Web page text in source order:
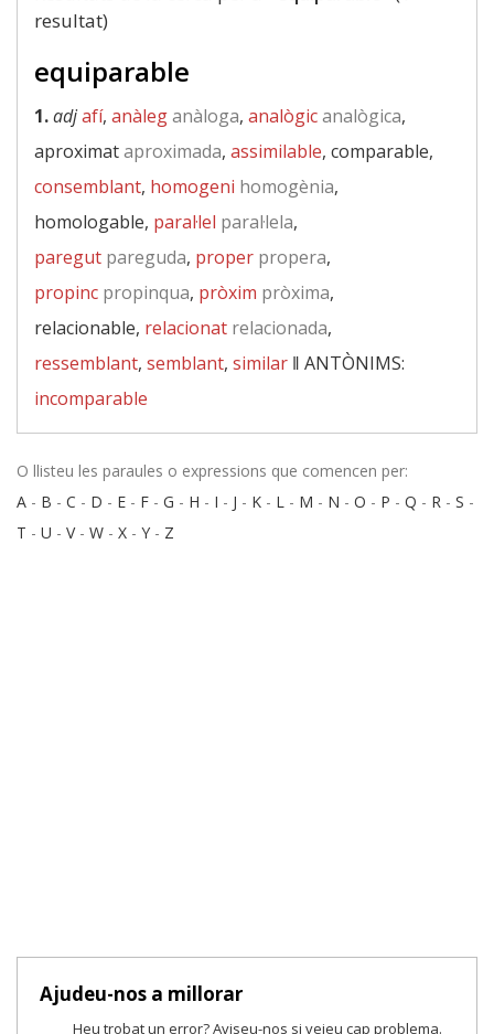
resultat)
equiparable
1.adjafí, anàleganàloga, analògicanalògica,
aproximataproximada, assimilable, comparable,
consemblant, homogeni homogènia,
homologable, paral·lel paral·lela,
paregut pareguda, proper propera,
propinc propinqua, pròxim pròxima,
relacionable, relacionat relacionada,
ressemblant, semblant, similar ‖ ANTÒNIMS:
incomparable
O llisteu les paraules o expressions que comencen per:
A - B - C - D - E - F - G - H - I - J - K - L - M - N - O - P - Q - R - S -
T - U - V- W - X - Y - Z
Ajudeu-nos a millorar
Heu trobat un error? Aviseu-nos si veieu cap problema.